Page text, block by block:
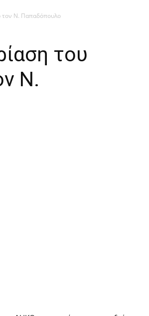
τον Ν. Παπαδόπουλο
του
Ν.